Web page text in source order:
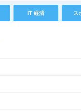
IT 経済 ス